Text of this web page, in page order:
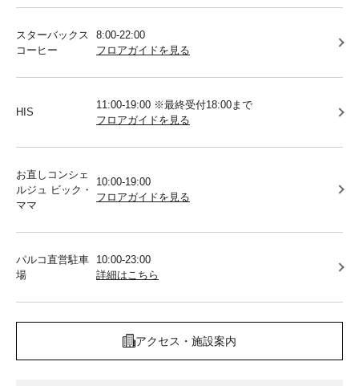
スターバックス
コーヒー
8:00-22:00
フロアガイドを見る
HIS
11:00-19:00 ※最終受付18:00まで
フロアガイドを見る
お直しコンシェ
ルジュ ビック・
ママ
10:00-19:00
フロアガイドを見る
パルコ直営駐車
場
10:00-23:00
詳細はこちら
アクセス・施設案内